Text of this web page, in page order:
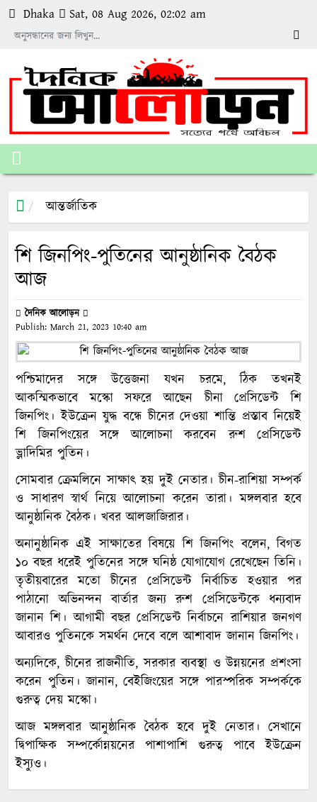
Dhaka Sat, 08 Aug 2026, 02:02 am
আন্তর্জাতিক
শি জিনপিং-পুতিনের আনুষ্ঠানিক বৈঠক
আজ
দৈনিক আলোড়ন
Publish: March 21, 2023 10:40 am
পশ্চিমাদের সঙ্গে উত্তেজনা যখন চরমে, ঠিক তখনই
আকস্মিকভাবে মস্কো সফরে আছেন চীনা প্রেসিডেন্ট শি
জিনপিং। ইউক্রেন যুদ্ধ বন্ধে চীনের দেওয়া শান্তি প্রস্তাব নিয়েই
শি জিনপিংয়ের সঙ্গে আলোচনা করবেন রুশ প্রেসিডেন্ট
ভ্লাদিমির পুতিন।
সোমবার ক্রেমলিনে সাক্ষাৎ হয় দুই নেতার। চীন-রাশিয়া সম্পর্ক
ও সাধারণ স্বার্থ নিয়ে আলোচনা করেন তারা। মঙ্গলবার হবে
আনুষ্ঠানিক বৈঠক। খবর আলজাজিরার।
অনানুষ্ঠানিক এই সাক্ষাতের বিষয়ে শি জিনপিং বলেন, বিগত
১০ বছর ধরেই পুতিনের সঙ্গে ঘনিষ্ঠ যোগাযোগ রেখেছেন তিনি।
তৃতীয়বারের মতো চীনের প্রেসিডেন্ট নির্বাচিত হওয়ার পর
পাঠানো অভিনন্দন বার্তার জন্য রুশ প্রেসিডেন্টকে ধন্যবাদ
জানান শি। আগামী বছর প্রেসিডেন্ট নির্বাচনে রাশিয়ার জনগণ
আবারও পুতিনকে সমর্থন দেবে বলে আশাবাদ জানান জিনপিং।
অন্যদিকে, চীনের রাজনীতি, সরকার ব্যবস্থা ও উন্নয়নের প্রশংসা
করেন পুতিন। জানান, বেইজিংয়ের সঙ্গে পারস্পরিক সম্পর্ককে
গুরুত্ব দেয় মস্কো।
আজ মঙ্গলবার আনুষ্ঠানিক বৈঠক হবে দুই নেতার। সেখানে
দ্বিপাক্ষিক সম্পর্কোন্নয়নের পাশাপাশি গুরুত্ব পাবে ইউক্রেন
ইস্যুও।